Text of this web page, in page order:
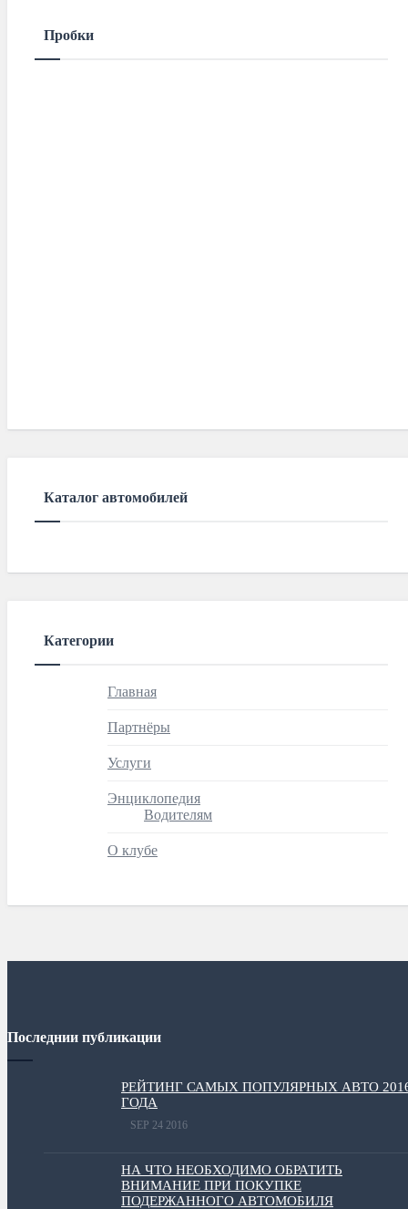
Пробки
Каталог автомобилей
Категории
Главная
Партнёры
Услуги
Энциклопедия
Водителям
О клубе
Последнии публикации
РЕЙТИНГ САМЫХ ПОПУЛЯРНЫХ АВТО
ГОДА
SEP 24 2016
НА ЧТО НЕОБХОДИМО ОБРАТИТЬ
ВНИМАНИЕ ПРИ ПОКУПКЕ
ПОДЕРЖАННОГО АВТОМОБИЛЯ